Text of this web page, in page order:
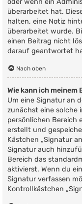
oder wenn ein
überarbeitet hat.
halten, eine Notiz
überarbeitet wurde.
einen Beitrag nicht
darauf geantwortet
Nach oben
Wie kann ich
Um eine Signatur an
zunächst eine solche
persönlichen Bereich
erstellt und
Kästchen „Signatur
Signatur auch
Bereich das
aktivierst. Wenn du
Signatur verfassen
Kontrollkästchen